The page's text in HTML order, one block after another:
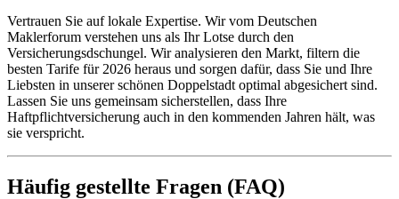
Vertrauen Sie auf lokale Expertise. Wir vom Deutschen
Maklerforum verstehen uns als Ihr Lotse durch den
Versicherungsdschungel. Wir analysieren den Markt, filtern die
besten Tarife für 2026 heraus und sorgen dafür, dass Sie und Ihre
Liebsten in unserer schönen Doppelstadt optimal abgesichert sind.
Lassen Sie uns gemeinsam sicherstellen, dass Ihre
Haftpflichtversicherung auch in den kommenden Jahren hält, was
sie verspricht.
Häufig gestellte Fragen (FAQ)